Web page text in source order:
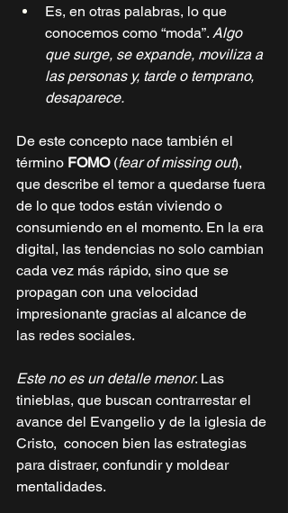
Es, en otras palabras, lo que
conocemos como “moda”. Algo
que surge, se expande, moviliza a
las personas y, tarde o temprano,
desaparece.
De este concepto nace también el
término FOMO (fear of missing out),
que describe el temor a quedarse fuera
de lo que todos están viviendo o
consumiendo en el momento. En la era
digital, las tendencias no solo cambian
cada vez más rápido, sino que se
propagan con una velocidad
impresionante gracias al alcance de
las redes sociales.
Este no es un detalle menor. Las
tinieblas, que buscan contrarrestar el
avance del Evangelio y de la iglesia de
Cristo,  conocen bien las estrategias
para distraer, confundir y moldear
mentalidades.